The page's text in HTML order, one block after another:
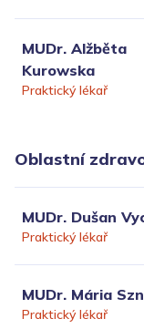
MUDr. Alžběta
Kurowska
Praktický lékař
Oblastní
MUDr. Dušan
Praktický lékař
MUDr. Mária
Praktický lékař